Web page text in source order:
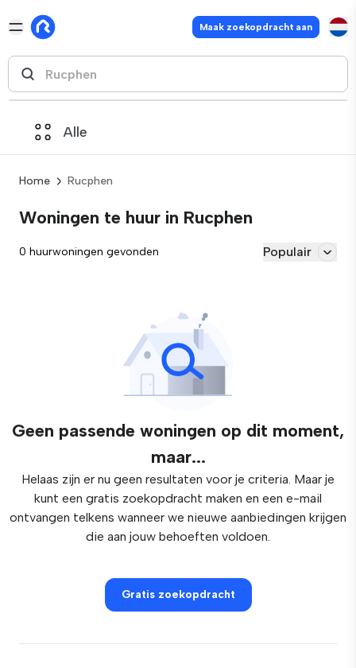
Maak zoekopdracht aan
Alle
Home Rucphen
Woningen te huur in Rucphen
0 huurwoningen gevonden Populair
Geen passende woningen op dit moment,
maar...
Helaas zijn er nu geen resultaten voor je criteria. Maar je
kunt een gratis zoekopdracht maken en een e-mail
ontvangen telkens wanneer we nieuwe aanbiedingen krijgen
die aan jouw behoeften voldoen.
Gratis zoekopdracht